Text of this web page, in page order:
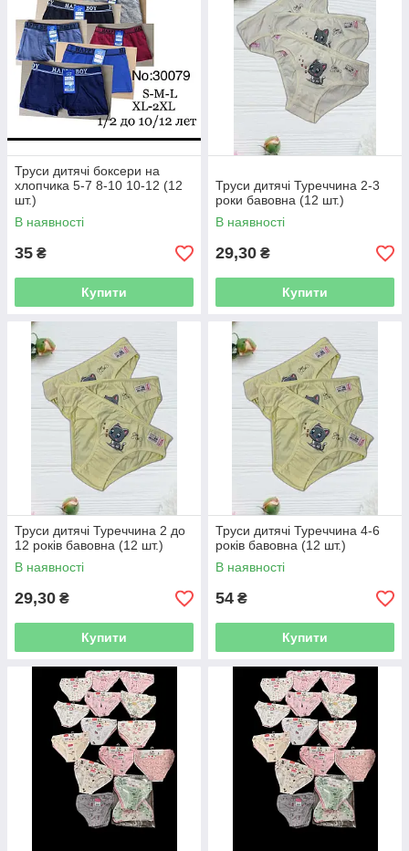
исключительно оптом, а отправку товара осуществляем в
течение двух дней с момента поступления оплаты. Работаем
по всей Украине, поэтому вы можете не переживать о
необходимости дальней поездки за заказом. Минимальные
цены и высокий профессионализм – то, что делает нас
лучшими в своей сфере!
Труси дитячі боксери на
хлопчика 5-7 8-10 10-12 (12
шт.)
В наявності
35 ₴
Купити
Труси дитячі Туреччина 2-3
роки бавовна (12 шт.)
В наявності
29,30 ₴
Купити
Труси дитячі Туреччина 2 до
12 років бавовна (12 шт.)
В наявності
29,30 ₴
Купити
Труси дитячі Туреччина 4-6
років бавовна (12 шт.)
В наявності
54 ₴
Купити